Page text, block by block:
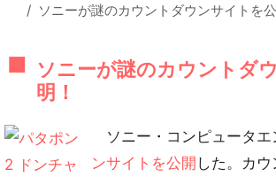
ソニーが謎のカウントダウンサイトを
ソニーが謎のカウントダ
明！
ソニー・コンピュータエ
ンサイトを公開 した。カ